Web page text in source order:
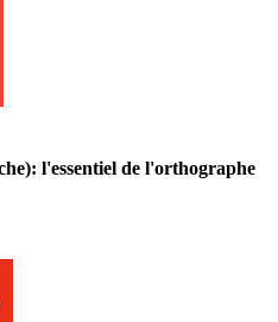
l'essentiel de l'orthographe